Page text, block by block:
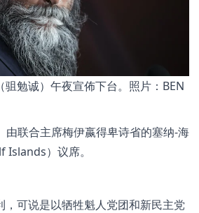
驵勉诚）午夜宣佈下台。照片：BEN
由联合主席梅伊嬴得卑诗省的塞纳-海
Islands）议席。
，可说是以牺牲魁人党团和新民主党